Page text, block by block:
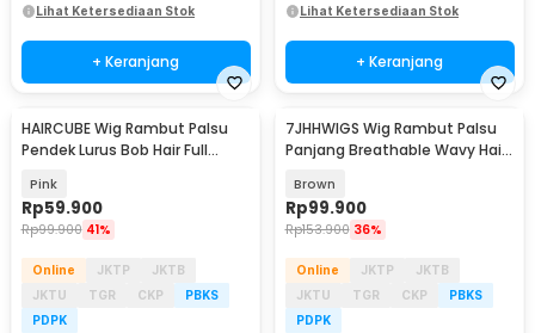
Lihat Ketersediaan Stok
+ Keranjang
Lihat Ketersediaan Stok
+ Keranjang
HAIRCUBE Wig Rambut Palsu
Pendek Lurus Bob Hair Full
Pink
Rp59.900
Rp99.900 41%
Online JKTP
JKTB
JKTU
TGR CKP
PBKS
PDPK
7JHHWIGS Wig Rambut Palsu
Panjang Breathable Wavy Hair
Brown
Rp99.900
Rp153.900 36%
Online JKTP
JKTB
JKTU
TGR CKP
PBKS
PDPK